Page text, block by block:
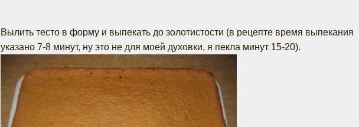
Вылить тесто в форму и выпекать до золотистости (в рецепте время выпекания
указано 7-8 минут, ну это не для моей духовки, я пекла минут 15-20).